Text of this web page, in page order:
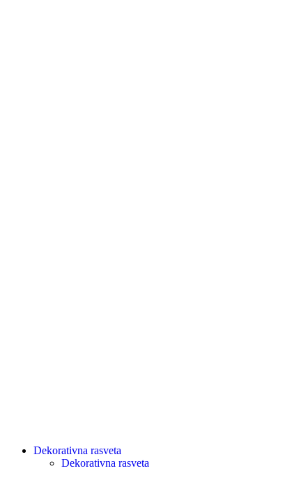
Dekorativna rasveta
Dekorativna rasveta